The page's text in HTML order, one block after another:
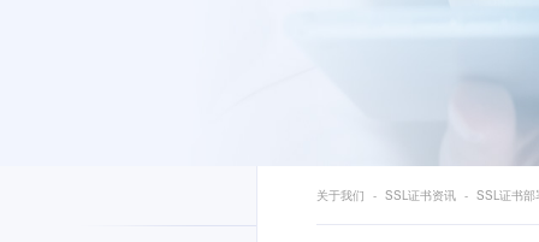
关于我们 SSL证书资讯 SSL证书部